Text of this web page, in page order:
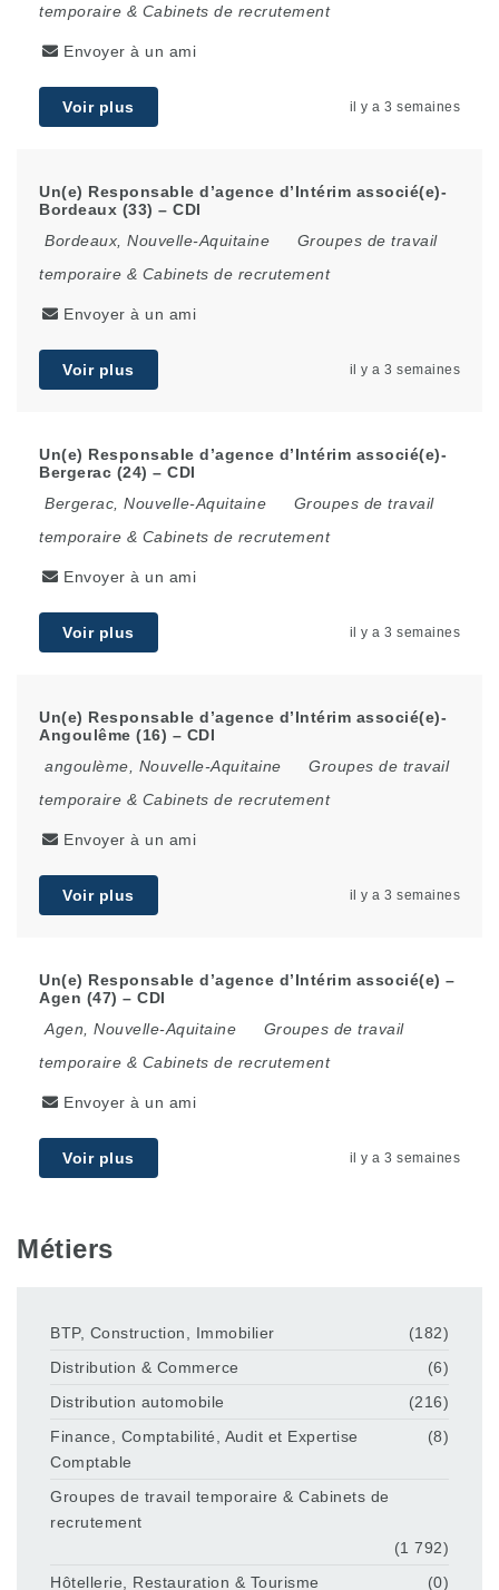
temporaire & Cabinets de recrutement
Envoyer à un ami
Voir plus il y a 3 semaines
Un(e) Responsable d’agence d’Intérim associé(e)-
Bordeaux (33) – CDI
Bordeaux Nouvelle-Aquitaine
Groupes de travail
temporaire & Cabinets de recrutement
Envoyer à un ami
Voir plus il y a 3 semaines
Un(e) Responsable d’agence d’Intérim associé(e)-
Bergerac (24) – CDI
Bergerac Nouvelle-Aquitaine
Groupes de travail
temporaire & Cabinets de recrutement
Envoyer à un ami
Voir plus il y a 3 semaines
Un(e) Responsable d’agence d’Intérim associé(e)-
Angoulême (16) – CDI
angoulème
Nouvelle-Aquitaine
Groupes de travail
temporaire & Cabinets de recrutement
Envoyer à un ami
Voir plus il y a 3 semaines
Un(e) Responsable d’agence d’Intérim associé(e) –
Agen (47) – CDI
Agen
Nouvelle-Aquitaine
Groupes de travail
temporaire & Cabinets de recrutement
Envoyer à un ami
Voir plus il y a 3 semaines
Métiers
BTP, Construction, Immobilier
(182)
Distribution & Commerce
(6)
Distribution automobile
(216)
Finance, Comptabilité, Audit et Expertise
Comptable
(8)
Groupes de travail temporaire & Cabinets de
recrutement
(1 792)
Hôtellerie, Restauration & Tourisme
(0)